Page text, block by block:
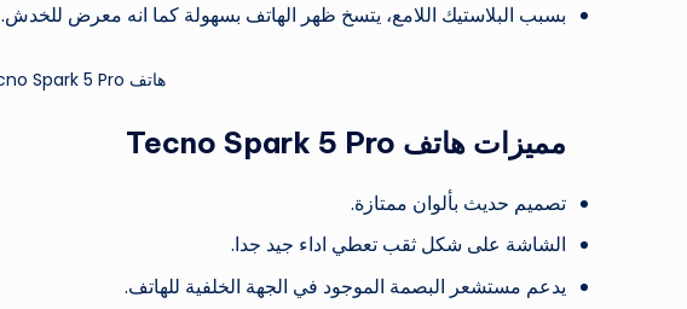
بسبب البلاستيك اللامع، يتسخ ظهر الهاتف بسهولة كما انه معرض للخدش.
هاتف Tecno Spark 5 Pro
مميزات هاتف Tecno Spark 5 Pro
تصميم حديث بألوان ممتازة.
الشاشة على شكل ثقب تعطي اداء جيد جدا.
يدعم مستشعر البصمة الموجود في الجهة الخلفية للهاتف.